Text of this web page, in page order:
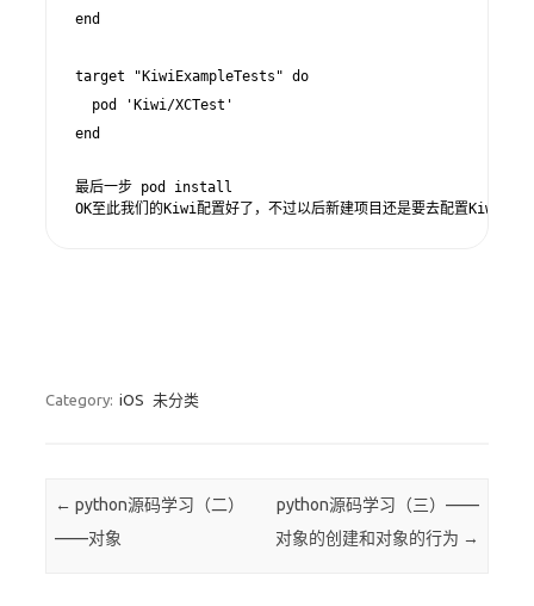
end
target "KiwiExampleTests" do
pod
' Kiwi/XCTest '
end
最后一步 pod install
OK至此我们的Kiwi配置好了，不过以后新建项目还是要去配置Kiwi.
Category: iOS 未分类
Post navigation
← python源码学习（二）
——对象
python源码学习（三）——
对象的创建和对象的行为 →